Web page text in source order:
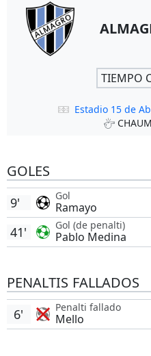
TIEMPO
Estadio 15 de
GOLES
Gol
Ramayo
9'
Gol (de penalti)
Pablo Medina
41'
PENALTIS FALLADOS
Penalti fallado
Mello
6'